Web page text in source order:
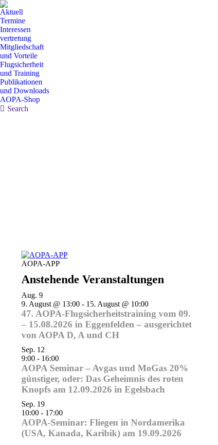
Aktuell
Termine
Interessen
vertretung
Mitgliedschaft
und Vorteile
Flugsicherheit
und Training
Publikationen
und Downloads
AOPA-Shop
Search:
Search
AOPA-APP
Anstehende Veranstaltungen
Aug. 9
9. August @ 13:00 - 15. August @ 10:00
47. AOPA-Flugsicherheitstraining vom 09.
– 15.08.2026 in Eggenfelden – ausgerichtet
von AOPA D, A und CH
Sep. 12
9:00 - 16:00
AOPA Seminar – Avgas und MoGas 20%
günstiger, oder: Das Geheimnis des roten
Knopfs am 12.09.2026 in Egelsbach
Sep. 19
10:00 - 17:00
AOPA-Seminar: Fliegen in Nordamerika
(USA, Kanada, Karibik) am 19.09.2026